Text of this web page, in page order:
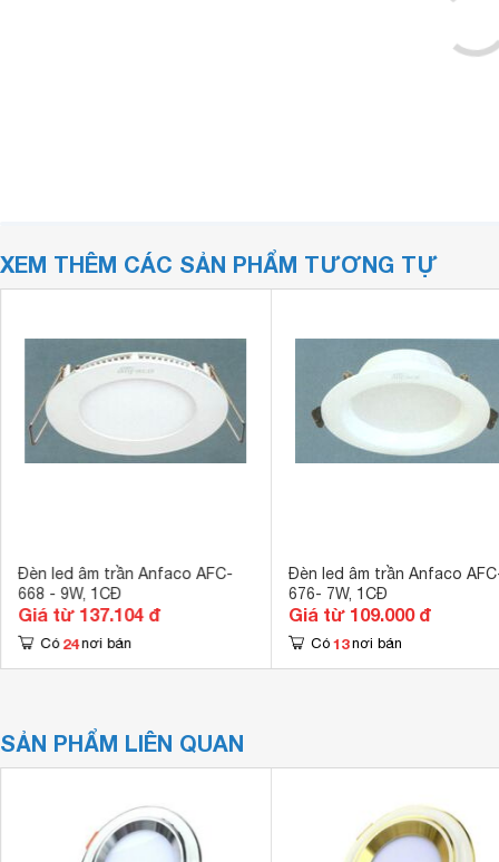
XEM THÊM CÁC SẢN PHẨM TƯƠNG TỰ
Đèn led âm trần Anfaco AFC-
668 - 9W, 1CĐ
Giá từ 137.104 đ
Có 24 nơi bán
Đèn led âm trần Anfaco
676- 7W, 1CĐ
Giá từ 109.000 đ
Có 13 nơi bán
SẢN PHẨM LIÊN QUAN